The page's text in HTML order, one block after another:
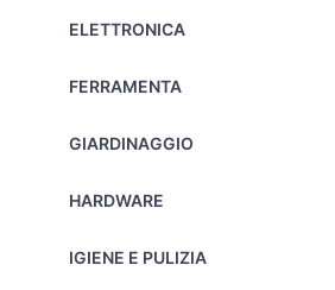
ELETTRONICA
FERRAMENTA
GIARDINAGGIO
HARDWARE
IGIENE E PULIZIA